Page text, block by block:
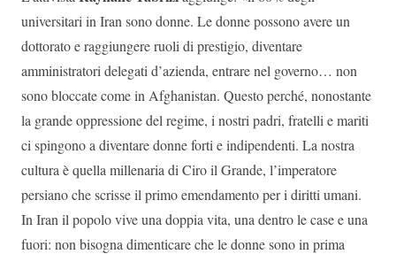
universitari in Iran sono donne. Le donne possono avere un
dottorato e raggiungere ruoli di prestigio, diventare
amministratori delegati d’azienda, entrare nel governo… non
sono bloccate come in Afghanistan. Questo perché, nonostante
la grande oppressione del regime, i nostri padri, fratelli e mariti
ci spingono a diventare donne forti e indipendenti. La nostra
cultura è quella millenaria di Ciro il Grande, l’imperatore
persiano che scrisse il primo emendamento per i diritti umani.
In Iran il popolo vive una doppia vita, una dentro le case e una
fuori: non bisogna dimenticare che le donne sono in prima